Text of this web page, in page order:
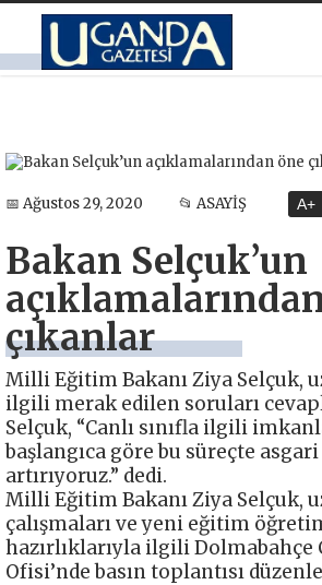
📅 Ağustos 29, 2020 📂 ASAYİŞ A+
Bakan Selçuk’un
çıkanlar
Milli Eğitim Bakanı Ziya Selçuk,
ilgili merak edilen soruları
Selçuk, “Canlı sınıfla ilgili
başlangıca göre bu süreçte
artırıyoruz.” dedi.
Milli Eğitim Bakanı Ziya Selçuk,
çalışmaları ve yeni eğitim
hazırlıklarıyla ilgili Dolmabahçe
Ofisi’nde basın toplantısı